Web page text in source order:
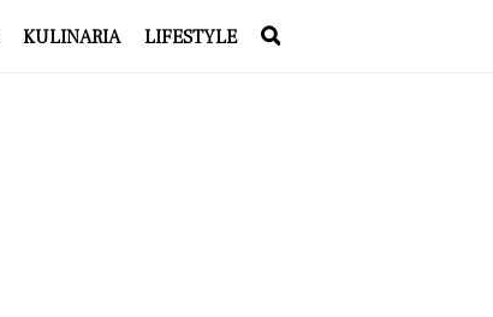
KULINARIA LIFESTYLE